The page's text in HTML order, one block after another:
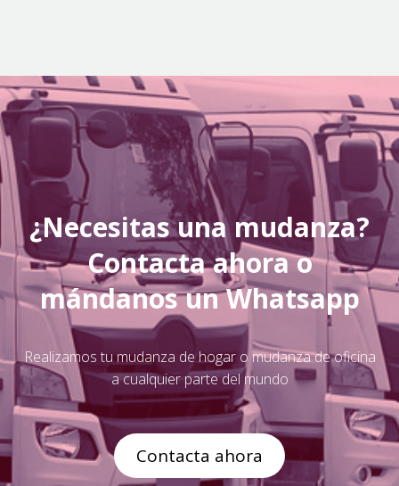
¿Necesitas una mudanza?
Contacta ahora o
mándanos un Whatsapp
Realizamos tu mudanza de hogar o mudanza de oficina
a cualquier parte del mundo
Contacta ahora